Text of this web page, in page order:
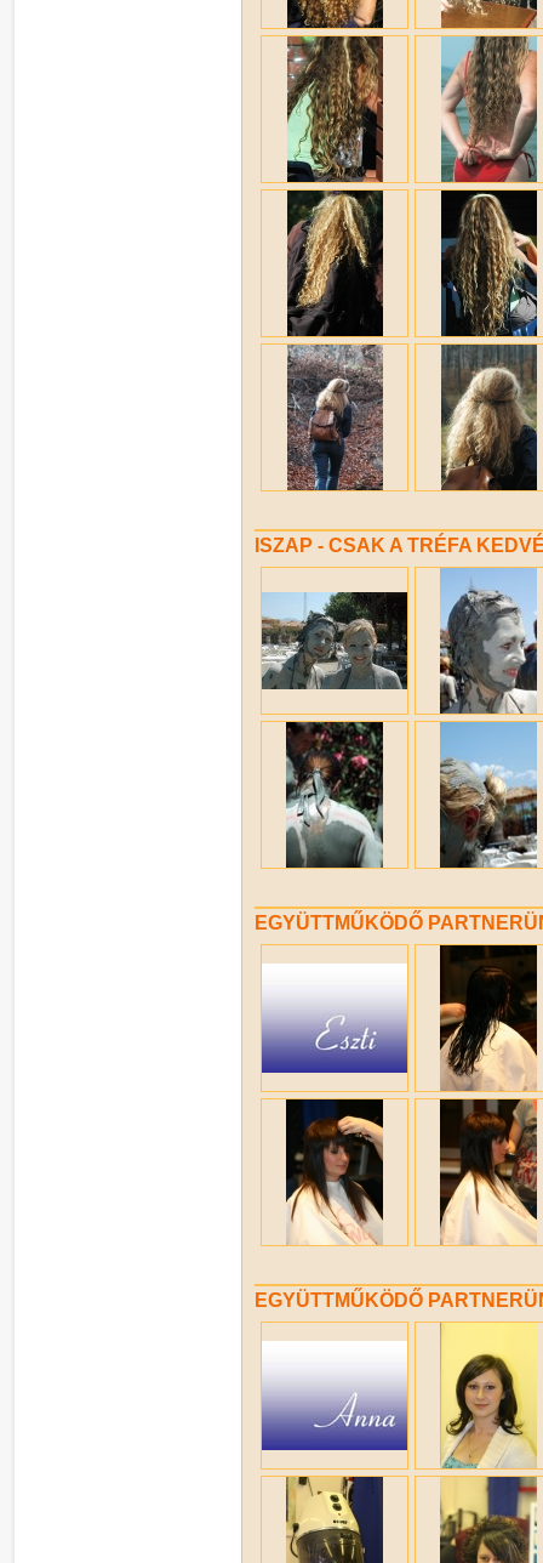
ISZAP - CSAK A TRÉFA
EGYÜTTMŰKÖDŐ
EGYÜTTMŰKÖDŐ